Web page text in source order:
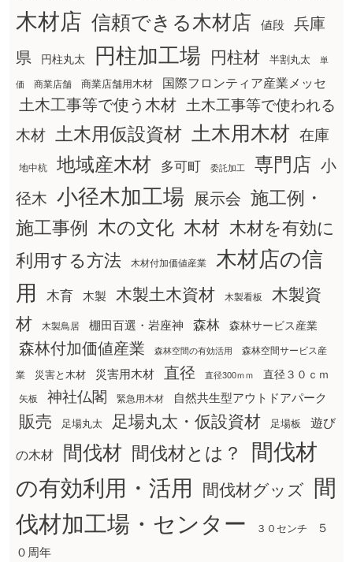
木材店 信頼できる木材店 値段
兵庫
県
円柱丸太 円柱加工場 円柱材 半割丸太 単
価 商業店舗 商業店舗用木材 国際フロンティア産業メッセ
土木工事等で使う木材
土木工事等で使われる
木材
土木用仮設資材 土木用木材 在庫
地中杭 地域産木材 多可町 委託加工 専門店 小
径木 小径木加工場 展示会 施工例・
施工事例
木の文化 木材 木材を有効に
利用する方法
木材付加価値産業
木材店の信
用
木育 木製 木製土木資材 木製看板
木製資
材
木製鳥居 棚田百選・岩座神 森林 森林サービス産業
森林付加価値産業 森林空間の有効活用 森林空間サービス産
業 災害と木材 災害用木材 直径 直径300ｍｍ 直径３０ｃｍ
矢板 神社仏閣 緊急用木材 自然共生型アウトドアパーク
販売 足場丸太 足場丸太・仮設資材 足場板 遊び
の木材 間伐材 間伐材とは？
間伐材
の有効利用・活用
間伐材グッズ
間
伐材加工場・センター
３０センチ
５
０周年